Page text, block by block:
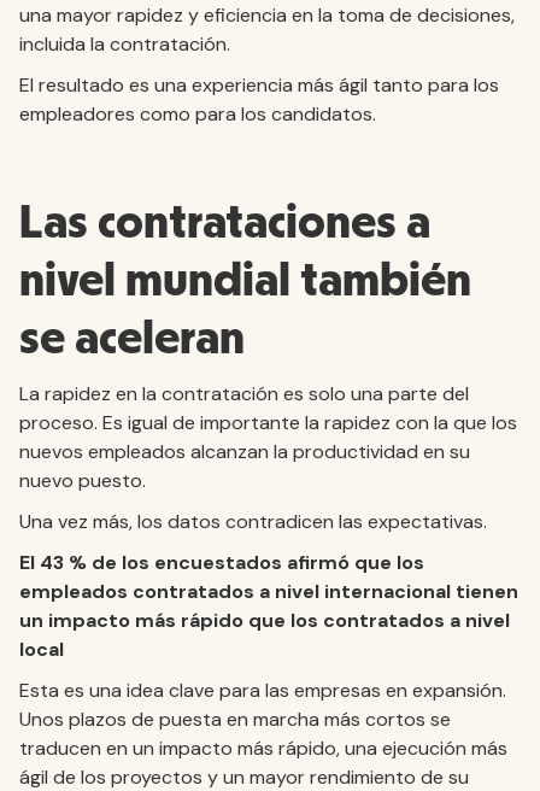
una mayor rapidez y eficiencia en la toma de decisiones,
incluida la contratación.
El resultado es una experiencia más ágil tanto para los
empleadores como para los candidatos.
Las contrataciones a
nivel mundial también
se aceleran
La rapidez en la contratación es solo una parte del
proceso. Es igual de importante la rapidez con la que los
nuevos empleados alcanzan la productividad en su
nuevo puesto.
Una vez más, los datos contradicen las expectativas.
El 43 % de los encuestados afirmó que los
empleados contratados a nivel internacional tienen
un impacto más rápido que los contratados a nivel
local
Esta es una idea clave para las empresas en expansión.
Unos plazos de puesta en marcha más cortos se
traducen en un impacto más rápido, una ejecución más
ágil de los proyectos y un mayor rendimiento de su